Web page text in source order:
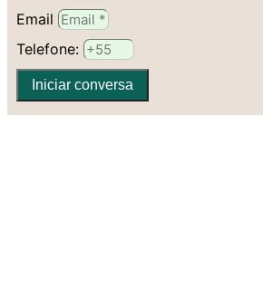
Email
Telefone:
Iniciar conversa